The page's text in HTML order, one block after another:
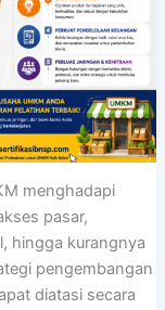
menghadapi
pasar,
hingga kurangnya
pengembangan
diatasi secara